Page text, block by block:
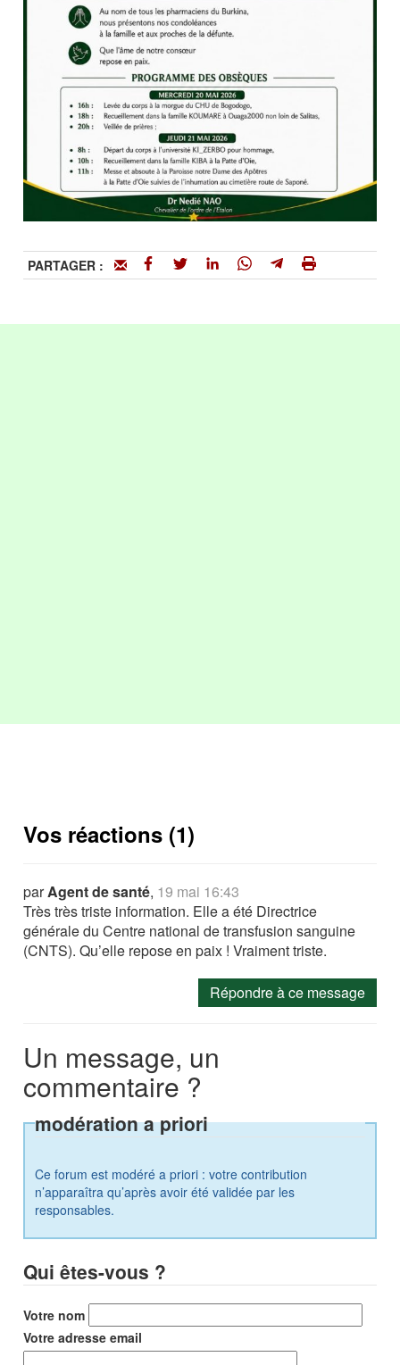
PARTAGER :
Vos réactions (1)
parAgent de santé, 19 mai 16:43
Très très triste information. Elle a été Directrice
générale du Centre national de transfusion sanguine
(CNTS). Qu’elle repose en paix ! Vraiment triste.
Répondre à ce message
Un message, un
commentaire ?
modération a priori
Ce forum est modéré a priori : votre contribution
n’apparaîtra qu’après avoir été validée par les
responsables.
Qui êtes-vous ?
Votre nom
Votre adresse email